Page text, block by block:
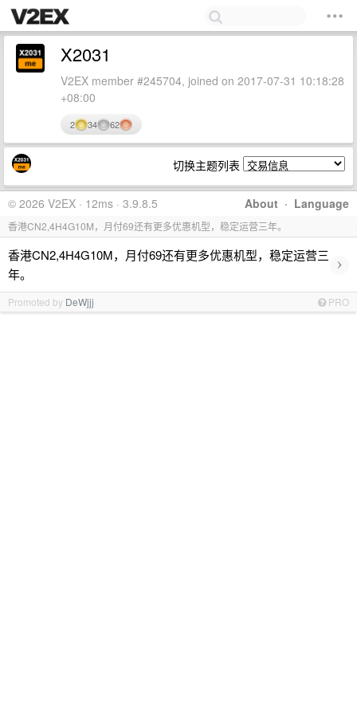
X2031
V2EX member #245704, joined on 2017-07-31 10:18:28
+08:00
2 34 62
切换主题列表
About · Language
© 2026 V2EX · 12ms · 3.9.8.5
香港CN2,4H4G10M，月付69还有更多优惠机型，稳定运营三年。
香港CN2,4H4G10M，月付69还有更多优惠机型，稳定运营三
年。
›
Promoted by DeWjjj PRO